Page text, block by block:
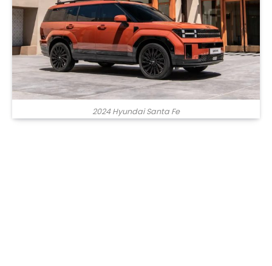
2024 Hyundai Santa Fe